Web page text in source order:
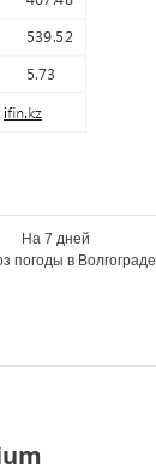
На 7 дней
погоды в Волгограде